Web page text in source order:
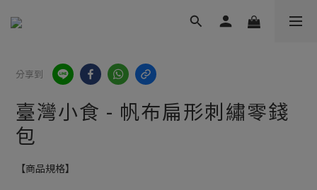
分享到
臺灣小食 - 帆布扁形刺繡零錢
包
【商品規格】